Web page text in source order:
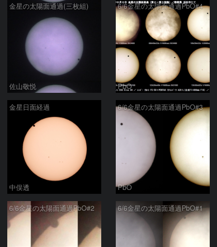
金星の太陽面通過(三枚組)
佐山敬悦
6/6金星の太陽面通過PbO#4
PbO
金星日面経過
中俣透
6/6金星の太陽面通過PbO#3
PbO
6/6金星の太陽面通過PbO#2 6/6金星の太陽面通過PbO#1